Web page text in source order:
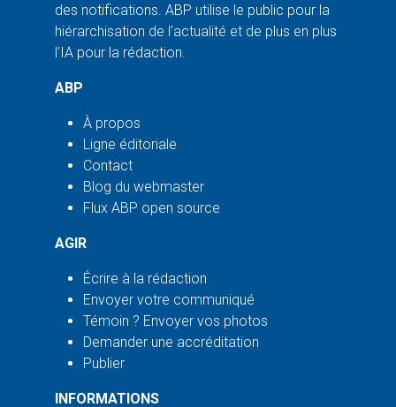
des notifications. ABP utilise le public pour la
hiérarchisation de l'actualité et de plus en plus
l'IA pour la rédaction.
ABP
À propos
Ligne éditoriale
Contact
Blog du webmaster
Flux ABP open source
AGIR
Écrire à la rédaction
Envoyer votre communiqué
Témoin ? Envoyer vos photos
Demander une accréditation
Publier
INFORMATIONS